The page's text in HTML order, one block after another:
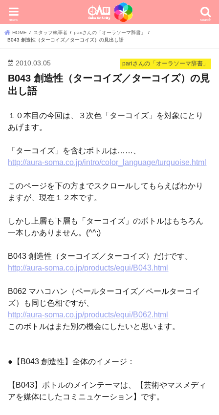
search
menu
HOME スタッフ執筆者
pariさんの「オーラソーマ辞書」
B043 創造性（ターコイズ／ターコイズ）の見出し語
pariさんの「オーラソーマ辞書」
2010.03.05
B043 創造性（ターコイズ／ターコイズ）の見
出し語
１０本目の今回は、３次色「ターコイズ」を対象にとり
あげます。
「ターコイズ」を含むボトルは……、
http://aura-soma.co.jp/intro/color_language/turquoise.html
このページを下の方までスクロールしてもらえばわかり
ますが、現在１２本です。
しかし上層も下層も「ターコイズ」のボトルはもちろん
一本しかありません。(^^;)
B043 創造性（ターコイズ／ターコイズ）だけです。
http://aura-soma.co.jp/products/equi/B043.html
B062 マハコハン（ペールターコイズ／ペールターコイ
ズ）も同じ色相ですが、
http://aura-soma.co.jp/products/equi/B062.html
このボトルはまた別の機会にしたいと思います。
●【B043 創造性】全体のイメージ：
【B043】ボトルのメインテーマは、【芸術やマスメディ
アを媒体にしたコミニュケーション】です。